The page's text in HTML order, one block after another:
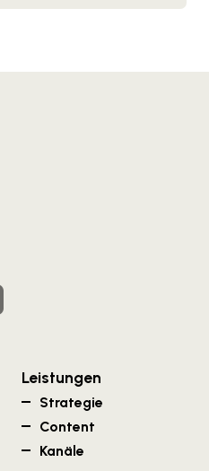
Leistungen
Strategie
Content
Kanäle